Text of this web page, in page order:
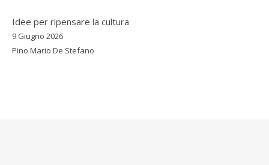
Idee per ripensare la cultura
9 Giugno 2026
Pino Mario De Stefano